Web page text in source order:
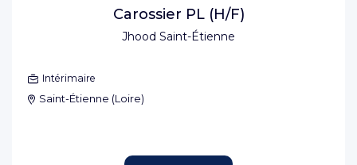
Jhood Saint-Étienne
Carossier PL (H/F)
Intérimaire
Saint-Étienne (Loire)